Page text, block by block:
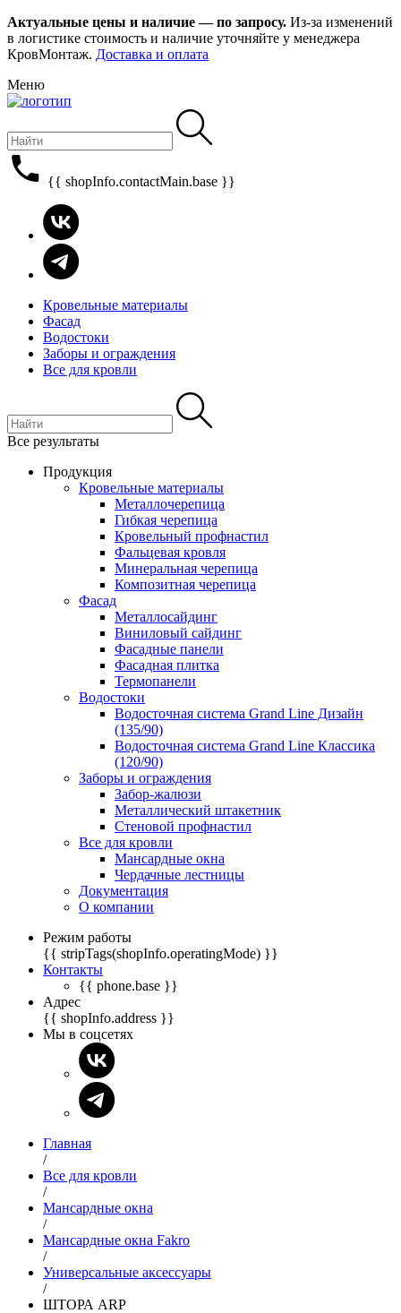
Актуальные цены и наличие — по запросу. Из-за изменений
в логистике стоимость и наличие уточняйте у менеджера
КровМонтаж. Доставка и оплата
Меню
{{ shopInfo.contactMain.base }}
Кровельные материалы
Фасад
Водостоки
Заборы и ограждения
Все для кровли
Все результаты
Продукция
Кровельные материалы
Металлочерепица
Гибкая черепица
Кровельный профнастил
Фальцевая кровля
Минеральная черепица
Композитная черепица
Фасад
Металлосайдинг
Виниловый сайдинг
Фасадные панели
Фасадная плитка
Термопанели
Водостоки
Водосточная система Grand Line Дизайн
(135/90)
Водосточная система Grand Line Классика
(120/90)
Заборы и ограждения
Забор-жалюзи
Металлический штакетник
Стеновой профнастил
Все для кровли
Мансардные окна
Чердачные лестницы
Документация
О компании
Режим работы
{{ stripTags(shopInfo.operatingMode) }}
Контакты
{{ phone.base }}
Адрес
{{ shopInfo.address }}
Мы в соцсетях
Главная
/
Все для кровли
/
Мансардные окна
/
Мансардные окна Fakro
/
Универсальные аксессуары
/
ШТОРА ARP